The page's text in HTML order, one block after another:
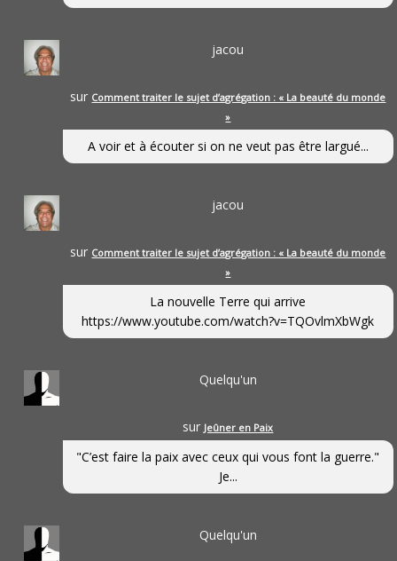
jacou
sur Comment traiter le sujet d’agrégation : « La beauté du monde
»
A voir et à écouter si on ne veut pas être largué...
jacou
sur Comment traiter le sujet d’agrégation : « La beauté du monde
»
La nouvelle Terre qui arrive
https://www.youtube.com/watch?v=TQOvlmXbWgk
Quelqu'un
sur Jeûner en Paix
"C’est faire la paix avec ceux qui vous font la guerre."
Je...
Quelqu'un